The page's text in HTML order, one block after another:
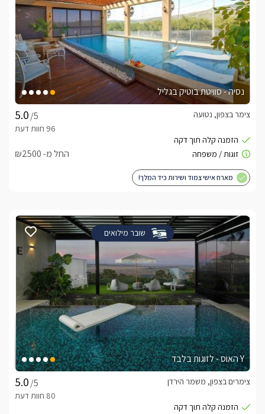
נסיה - סוויטת בוטיק בגליל
/5
צימר בצפון, נטועה
החל מ- ₪2500
מארח אישי צמוד ושירות כיד המלך!
שובר מילואים
Y האוס - לזוגות בלבד
/5
צימרים בצפון, משמר הירדן